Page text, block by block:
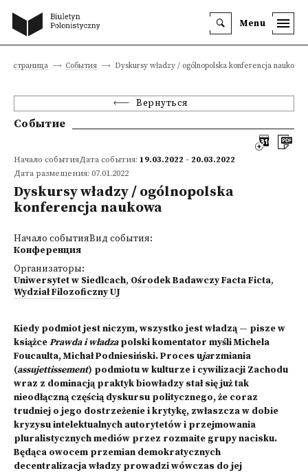
Menu
страница События Dyskursy władzy / ogólnopolska konferencja naukowa
Вернуться
Событие
Начало событияДата события: 19.03.2022 - 20.03.2022
Дата размещения: 07.01.2022
Dyskursy władzy / ogólnopolska
konferencja naukowa
Начало событияВид события:
Конференция
Организаторы:
Uniwersytet w Siedlcach, Ośrodek Badawczy Facta Ficta,
Wydział Filozoficzny UJ
Kiedy podmiot jest niczym, wszystko jest władzą — pisze w
książcePrawda i władzapolski komentator myśli Michela
Foucaulta, Michał Podniesiński. Proces ujarzmiania
(assujettissement) podmiotu w kulturze i cywilizacji Zachodu
wraz z dominacją praktyk biowładzy stał się już tak
nieodłączną częścią dyskursu politycznego, że coraz
trudniej o jego dostrzeżenie i krytykę, zwłaszcza w dobie
kryzysu intelektualnych autorytetów i przejmowania
pluralistycznych mediów przez rozmaite grupy nacisku.
Będąca owocem przemian demokratycznych
decentralizacja władzy prowadzi wówczas do jej